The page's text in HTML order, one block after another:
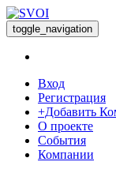
toggle_navigation
Вход
Регистрация
+Добавить
О проекте
События
Компании